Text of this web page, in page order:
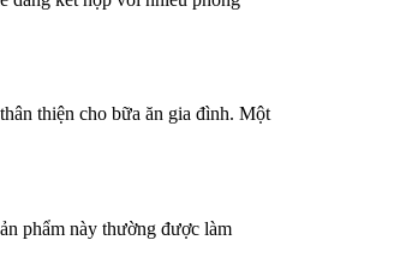
thiện cho bữa ăn gia đình. Một
phẩm này thường được làm